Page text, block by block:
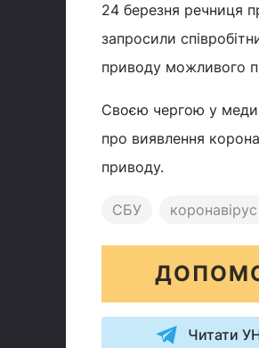
24 березня речниця
запросили
приводу можливого
Своєю чергою у
про виявлення
приводу.
СБУ коронавірус
Читати